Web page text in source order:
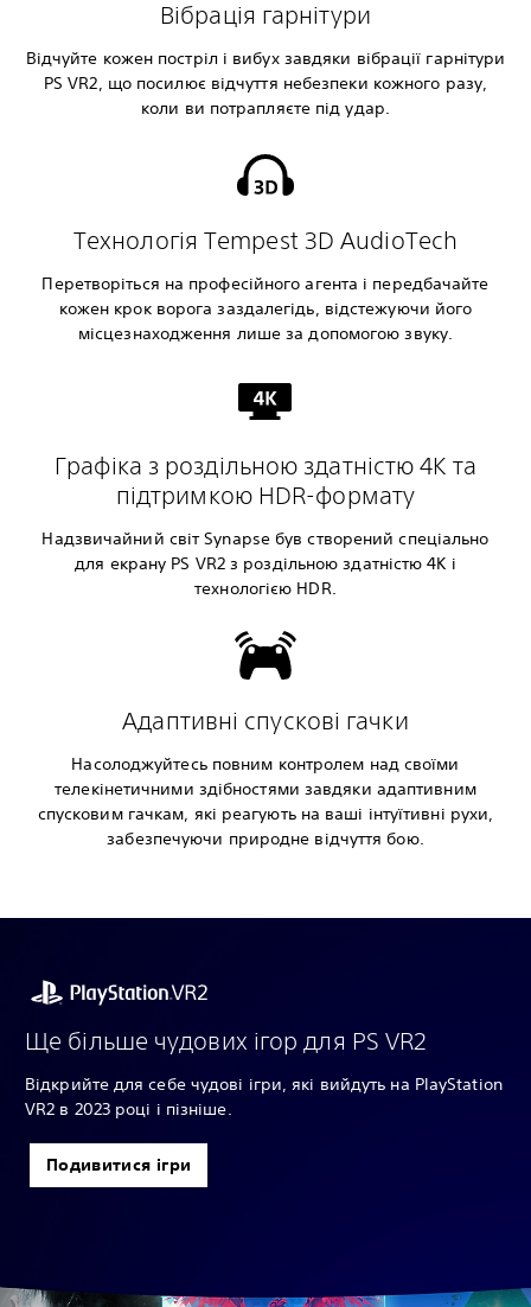
Вібрація гарнітури
Відчуйте кожен постріл і вибух завдяки вібрації гарнітури
PS VR2, що посилює відчуття небезпеки кожного разу,
коли ви потрапляєте під удар.
Технологія Tempest 3D AudioTech
Перетворіться на професійного агента і передбачайте
кожен крок ворога заздалегідь, відстежуючи його
місцезнаходження лише за допомогою звуку.
Графіка з роздільною здатністю 4K та
підтримкою HDR-формату
Надзвичайний світ Synapse був створений спеціально
для екрану PS VR2 з роздільною здатністю 4K і
технологією HDR.
Адаптивні спускові гачки
Насолоджуйтесь повним контролем над своїми
телекінетичними здібностями завдяки адаптивним
спусковим гачкам, які реагують на ваші інтуїтивні рухи,
забезпечуючи природне відчуття бою.
Ще більше чудових ігор для PS VR2
Відкрийте для себе чудові ігри, які вийдуть на PlayStation
VR2 в 2023 році і пізніше.
Подивитися ігри